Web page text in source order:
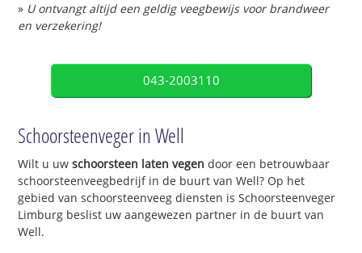
» U ontvangt altijd een geldig veegbewijs voor brandweer
en verzekering!
043-2003110
Schoorsteenveger in Well
Wilt u uwschoorsteen laten vegen door een betrouwbaar
schoorsteenveegbedrijf in de buurt van Well? Op het
gebied van schoorsteenveeg diensten is Schoorsteenveger
Limburg beslist uw aangewezen partner in de buurt van
Well.